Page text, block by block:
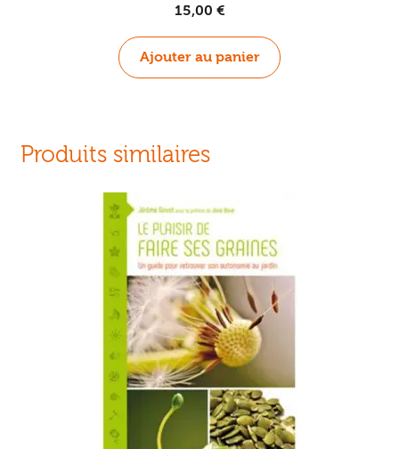
15,00 €
Ajouter au panier
Produits similaires